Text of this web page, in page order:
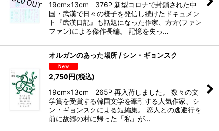
19cm×13cm 376P 新型コロナで封鎖された中
国・武漢で日々の様子を発信し続けたドキュメン
ト『武漢日記』も話題になった作家、方方(ファン
ファン)による傑作長編。 記憶を失っ…
オルガンのあった場所 / シン・ギョンスク
2,750円(税込)
19cm×13cm 265P 再入荷しました。 数々の文
学賞を受賞する韓国文学を牽引する人気作家、シ
ン・ギョンスクによる短編集。 恋人との逃避行を
前に故郷の村に帰った「私」が…